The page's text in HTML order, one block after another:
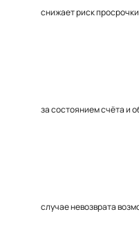
снижает риск
за состоянием счёта и
случае невозврата